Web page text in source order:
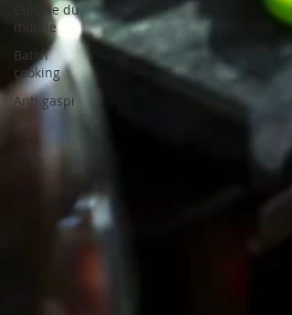
Cuisine du
monde
Batch
cooking
Anti gaspi